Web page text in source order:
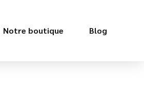
Notre boutique Blog